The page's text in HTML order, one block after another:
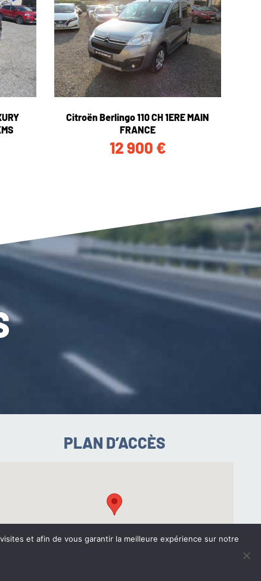
Citroën Berlingo 110 CH 1ERE MAIN
FRANCE
12 900 €
PLAN D’ACCÈS
et afin de vous garantir la meilleure expérience sur notre